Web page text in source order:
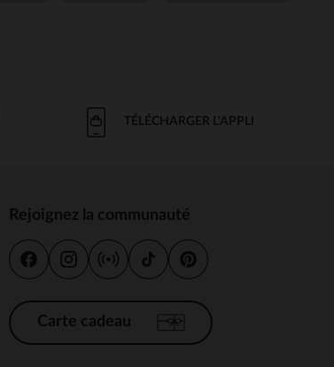
TÉLÉCHARGER L'APPLI
Rejoignez la communauté
Carte cadeau